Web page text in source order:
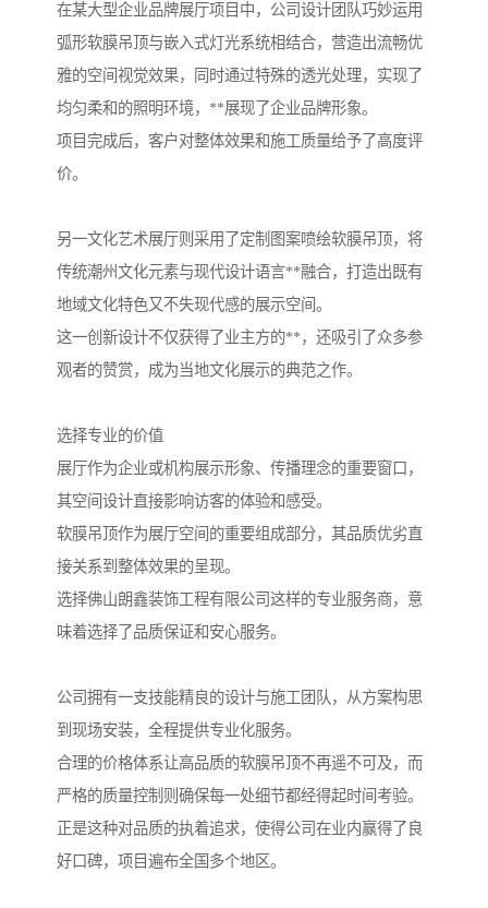
在某大型企业品牌展厅项目中，公司设计团队巧妙运用
弧形软膜吊顶与嵌入式灯光系统相结合，营造出流畅优
雅的空间视觉效果，同时通过特殊的透光处理，实现了
均匀柔和的照明环境，**展现了企业品牌形象。
项目完成后，客户对整体效果和施工质量给予了高度评
价。
另一文化艺术展厅则采用了定制图案喷绘软膜吊顶，将
传统潮州文化元素与现代设计语言**融合，打造出既有
地域文化特色又不失现代感的展示空间。
这一创新设计不仅获得了业主方的**，还吸引了众多参
观者的赞赏，成为当地文化展示的典范之作。
选择专业的价值
展厅作为企业或机构展示形象、传播理念的重要窗口，
其空间设计直接影响访客的体验和感受。
软膜吊顶作为展厅空间的重要组成部分，其品质优劣直
接关系到整体效果的呈现。
选择佛山朗鑫装饰工程有限公司这样的专业服务商，意
味着选择了品质保证和安心服务。
公司拥有一支技能精良的设计与施工团队，从方案构思
到现场安装，全程提供专业化服务。
合理的价格体系让高品质的软膜吊顶不再遥不可及，而
严格的质量控制则确保每一处细节都经得起时间考验。
正是这种对品质的执着追求，使得公司在业内赢得了良
好口碑，项目遍布全国多个地区。